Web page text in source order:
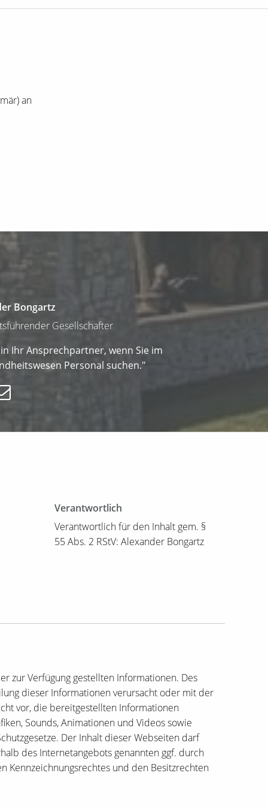
an
Bongartz
Gesellschafter
Ihr Ansprechpartner, wenn Sie im
Personal suchen."
Verantwortlich
Verantwortlich für den Inhalt gem. §
55 Abs. 2 RStV: Alexander Bongartz
zur Verfügung gestellten Informationen. Des
dieser Informationen verursacht oder mit der
vor, die bereitgestellten Informationen
Sounds, Animationen und Videos sowie
Der Inhalt dieser Webseiten darf
des Internetangebots genannten ggf. durch
Kennzeichnungsrechtes und den Besitzrechten